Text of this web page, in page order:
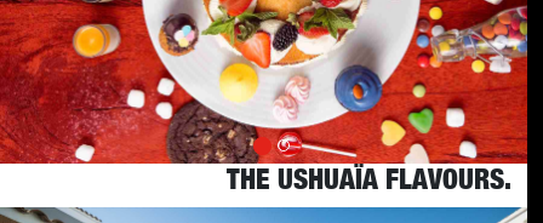
THE USHUAÏA FLAVOURS.